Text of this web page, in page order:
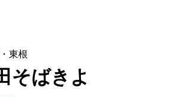
東根
そばきよ